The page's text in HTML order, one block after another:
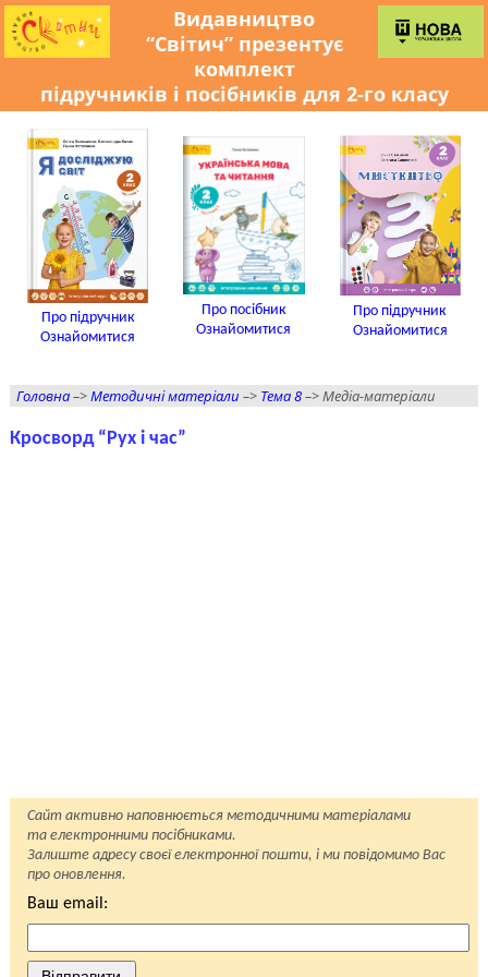
Видавництво
“Світич” презентує
комплект
підручників і посібників для 2-го класу
Про підручник
Ознайомитися
Про посібник
Ознайомитися
Про підручник
Ознайомитися
Головна–>Методичні матеріали –> Тема 8–> Медіа-матеріали
Кросворд “Рух і час”
Сайт активно наповнюється методичними матеріалами
та електронними посібниками.
Залиште адресу своєї електронної пошти, і ми повідомимо Вас
про оновлення.
Ваш email: